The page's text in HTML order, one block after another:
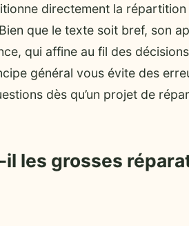
directement la
que le texte soit bref, son
qui affine au fil des
général vous évite des
dès qu’un projet de
les grosses